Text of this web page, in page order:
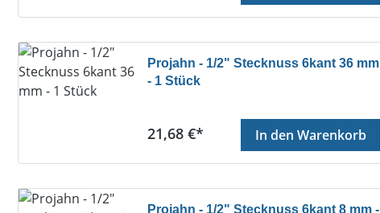
Projahn - 1/2" Stecknuss 6kant 36 mm
- 1 Stück
Regulärer Preis:
21,68 €* In den Warenkorb
Projahn - 1/2" Stecknuss 6kant 8 mm -